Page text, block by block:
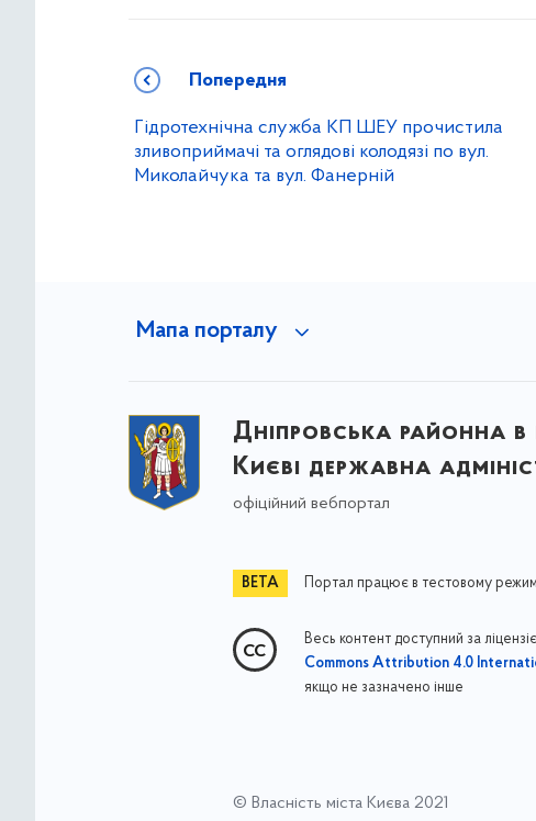
Попередня
Гідротехнічна служба КП ШЕУ прочистила
зливоприймачі та оглядові колодязі по вул.
Миколайчука та вул. Фанерній
Мапа порталу
Дніпровська районна в
Києві державна
офіційний вебпортал
Портал працює в тестовому
Весь контент доступний за
Commons Attribution 4.0
якщо не зазначено інше
© Власність міста Києва 2021